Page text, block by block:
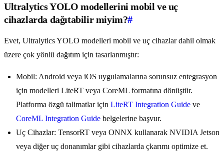
Ultralytics YOLO modellerini mobil ve uç
cihazlarda dağıtabilir miyim?#
Evet, Ultralytics YOLO modelleri mobil ve uç cihazlar dahil olmak
üzere çok yönlü dağıtım için tasarlanmıştır:
Mobil: Android veya iOS uygulamalarına sorunsuz entegrasyon
için modelleri LiteRT veya CoreML formatına dönüştür.
Platforma özgü talimatlar için LiteRT Integration Guide ve
CoreML Integration Guide belgelerine başvur.
Uç Cihazlar: TensorRT veya ONNX kullanarak NVIDIA Jetson
veya diğer uç donanımlar gibi cihazlarda çkarımı optimize et.